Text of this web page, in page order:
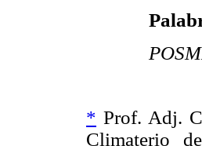
* Prof. Adj.
Climaterio